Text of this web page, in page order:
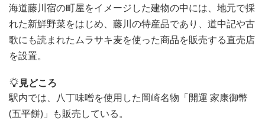
海道藤川宿の町屋をイメージした建物の中には、地元で採
れた新鮮野菜をはじめ、藤川の特産品であり、道中記や古
歌にも読まれたムラサキ麦を使った商品を販売する直売店
を設置。
見どころ
駅内では、八丁味噌を使用した岡崎名物「開運 家康御幣
(五平餅)」も販売している。